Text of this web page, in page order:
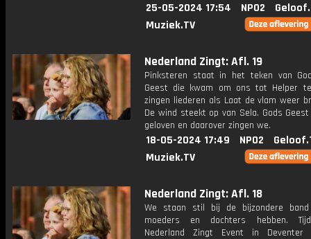
25-05-2024 17:54 NPO2
Muziek.TV
Nederland Zingt: Afl. 19
Pinksteren staat in het teken van
Geest die kwam om ons tot Helper
zingen liederen als Laat de vlam weer
De wind steekt op van Sela. Gods
geloven en daarover zingen we.
18-05-2024 17:49 NPO2
Muziek.TV
Nederland Zingt: Afl. 18
We staan stil bij de bijzondere
moeders en dochters hebben.
Nederland Zingt Event in Deventer